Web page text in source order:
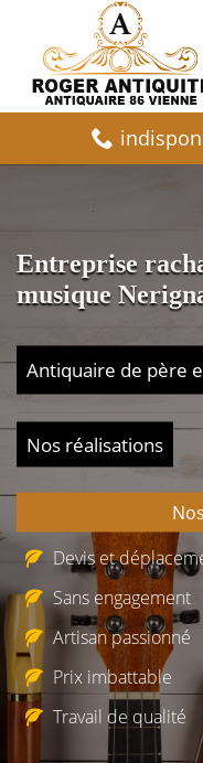
Entreprise
musique
Antiquaire de père
Nos réalisations
Devis et
Sans engagement
Artisan passionné
Prix imbattable
Travail de qualité